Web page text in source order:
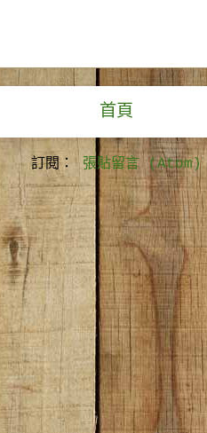
首頁
訂閱： 張貼留言 (Atom)